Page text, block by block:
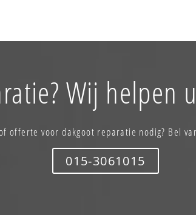
Wij helpen
offerte voor dakgoot reparatie nodig? Bel
015-3061015